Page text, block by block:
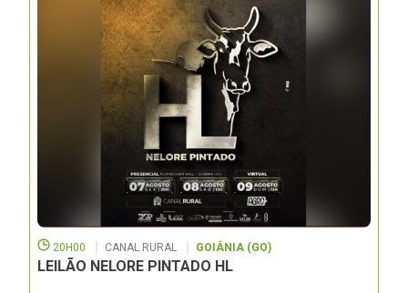
20H00 CANAL RURAL GOIÂNIA (GO)
LEILÃO NELORE PINTADO HL